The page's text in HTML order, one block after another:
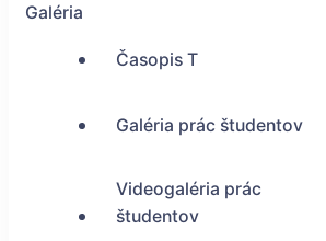
Galéria
Časopis T
Galéria prác študentov
Videogaléria prác
študentov